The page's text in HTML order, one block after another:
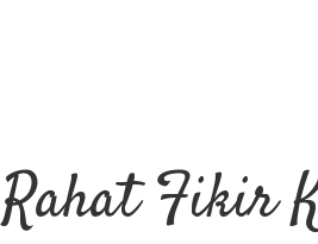
Rahat Fikir